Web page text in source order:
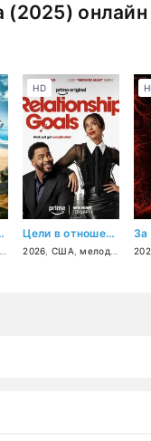
(2025)
,комедия
Цели в отношениях
2026 США ,мелодрама ,
HD